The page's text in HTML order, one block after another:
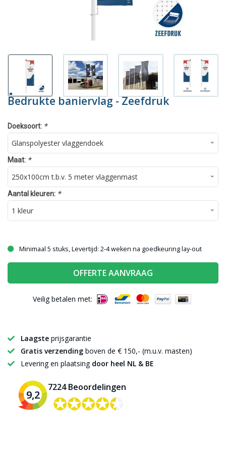
Bedrukte baniervlag - Zeefdruk
Doeksoort: *
Maat: *
Aantal kleuren: *
Minimaal 5 stuks, Levertijd: 2-4 weken na goedkeuring lay-out
OFFERTE AANVRAAG
Veilig betalen met:
Laagste prijsgarantie
Gratis verzending boven de € 150,- (m.u.v. masten)
Levering en plaatsing door heel NL & BE
9,2
7224 Beoordelingen
✪✪✪✪✪
✪✪✪✪✪